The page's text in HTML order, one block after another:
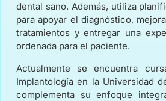
dental sano. Además, utiliza
para apoyar el diagnóstico,
tratamientos y entregar una
ordenada para el paciente.
Actualmente se encuentra
Implantología en la Universidad
complementa su enfoque